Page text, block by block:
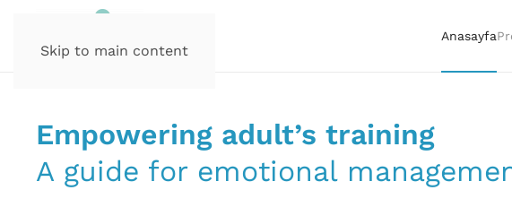
Skip to main content
Anasayfa
Empowering adult’s training
A guide for emotional